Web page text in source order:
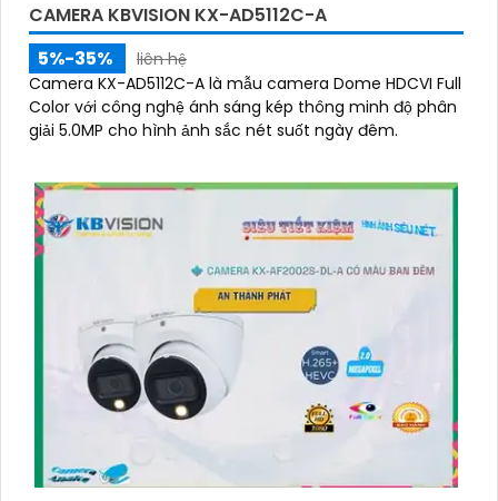
CAMERA KBVISION KX-AD5112C-A
5%-35%
liên hệ
Camera KX-AD5112C-A là mẫu camera Dome HDCVI Full
Color với công nghệ ánh sáng kép thông minh độ phân
giải 5.0MP cho hình ảnh sắc nét suốt ngày đêm.